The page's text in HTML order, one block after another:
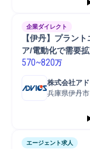
施工管
企業ダイレクト
【伊丹】プラン
ア/電動化で需要
570~820万
株式会社ア
兵庫県伊丹市
エージェント求人